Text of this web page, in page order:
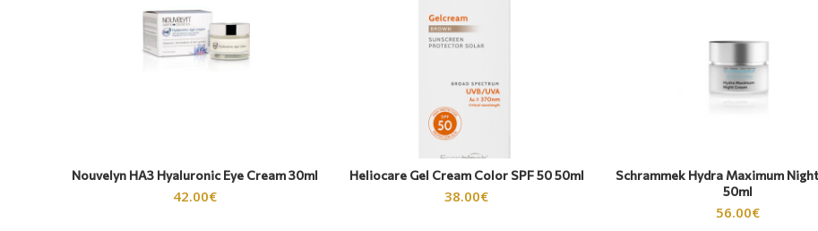
Nouvelyn HA3 Hyaluronic Eye Cream 30ml
42.00€
Heliocare Gel Cream Color SPF 50 50ml
38.00€
Schrammek Hydra Maximum
50ml
56.00€